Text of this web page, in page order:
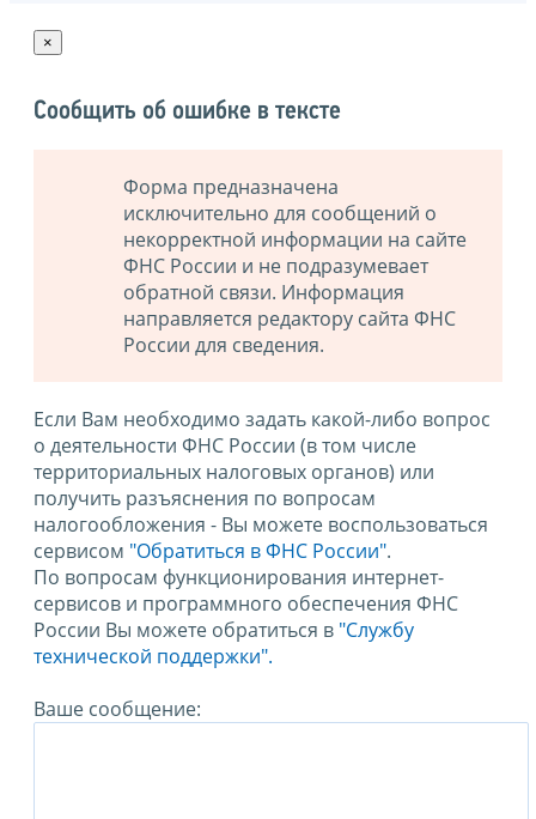
×
Сообщить об ошибке в тексте
Форма предназначена
исключительно для сообщений о
некорректной информации на сайте
ФНС России и не подразумевает
обратной связи. Информация
направляется редактору сайта ФНС
России для сведения.
Если Вам необходимо задать какой-либо вопрос
о деятельности ФНС России (в том числе
территориальных налоговых органов) или
получить разъяснения по вопросам
налогообложения - Вы можете воспользоваться
сервисом "Обратиться в ФНС России".
По вопросам функционирования интернет-
сервисов и программного обеспечения ФНС
России Вы можете обратиться в "Службу
технической поддержки".
Ваше сообщение: